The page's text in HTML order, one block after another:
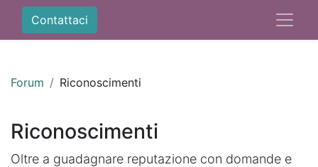
Contattaci
Forum Riconoscimenti
Riconoscimenti
Oltre a guadagnare reputazione con domande e